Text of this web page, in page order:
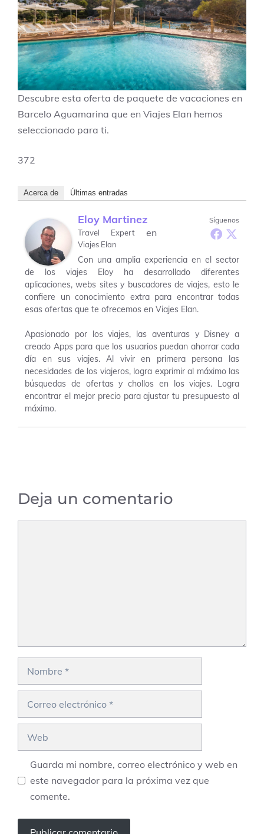
Descubre esta oferta de paquete de vacaciones en
Barcelo Aguamarina que en Viajes Elan hemos
seleccionado para ti.
372
Acerca de Últimas entradas
Síguenos
Eloy Martinez
Travel Experten
Viajes Elan
Con una amplia experiencia en el sector
de los viajes Eloy ha desarrollado diferentes
aplicaciones, webs sites y buscadores de viajes, esto le
confiere un conocimiento extra para encontrar todas
esas ofertas que te ofrecemos en Viajes Elan.
Apasionado por los viajes, las aventuras y Disney a
creado Apps para que los usuarios puedan ahorrar cada
día en sus viajes. Al vivir en primera persona las
necesidades de los viajeros, logra exprimir al máximo las
búsquedas de ofertas y chollos en los viajes. Logra
encontrar el mejor precio para ajustar tu presupuesto al
máximo.
Deja un comentario
Guarda mi nombre, correo electrónico y web en
este navegador para la próxima vez que
comente.